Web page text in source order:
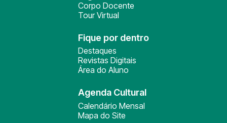
Corpo Docente
Tour Virtual
Fique por dentro
Destaques
Revistas Digitais
Área do Aluno
Agenda Cultural
Calendário Mensal
Mapa do Site